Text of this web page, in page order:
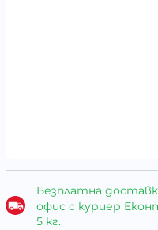
Безплатна
офис с куриер
5 кг.